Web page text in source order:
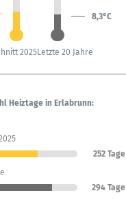
8,3°C
2025Letzte 20 Jahre
Heiztage in Erlabrunn:
252 Tage
294 Tage